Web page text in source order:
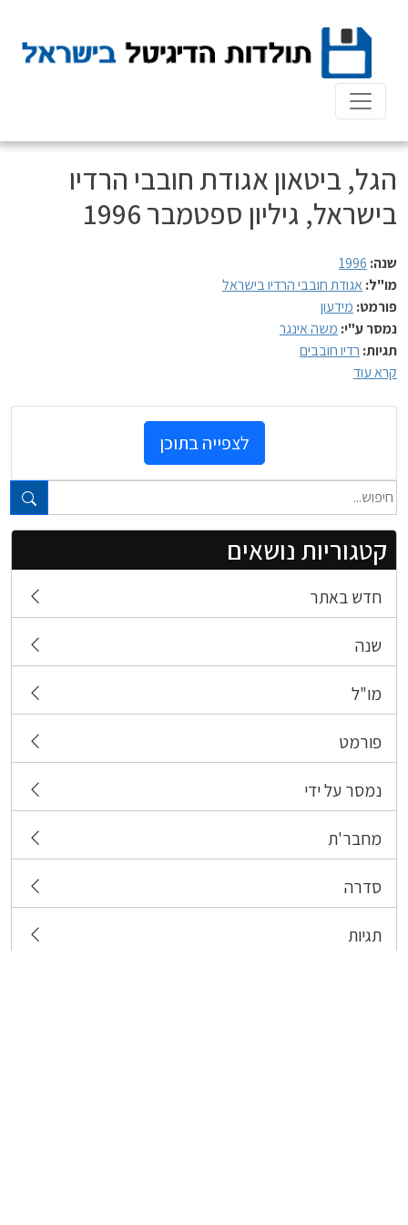
content
טקסט חופשי...
קטגוריות נושאים
חדש באתר
שנה
מו"ל
פורמט
נמסר על ידי
מחבר'ת
סדרה
תגיות
הגל, ביטאון אגודת חובבי הרדיו
בישראל, גיליון ספטמבר 1996
שנה: 1996
מו"ל: אגודת חובבי הרדיו בישראל
פורמט: מידעון
נמסר ע"י: משה אינגר
תגיות: רדיו חובבים
קרא עוד
לצפייה בתוכן